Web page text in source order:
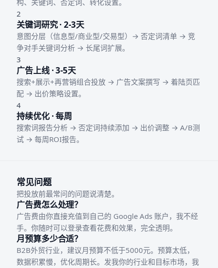
构、关键词、否定词、转化设置。
2
关键词研究 · 2-3天
意图分层（信息型/商业型/交易型）→ 否定词清单 → 竞
争对手关键词分析 → 长尾词扩展。
3
广告上线 · 3-5天
搜索+展示+再营销组合投放 → 广告文案撰写 → 着陆页匹
配 → 出价策略设置。
4
持续优化 · 每周
搜索词报告分析 → 否定词持续添加 → 出价调整 → A/B测
试 → 每周ROI报告。
常见问题
把投放前最常问的问题说清楚。
广告费怎么处理？
广告费由你直接充值到自己的 Google Ads 账户，我不经
手。你随时可以登录查看花费和效果，完全透明。
月预算多少合适？
B2B外贸行业，建议月预算不低于5000元。预算太低，
数据积累慢，优化周期长。发我你的行业和目标市场，我